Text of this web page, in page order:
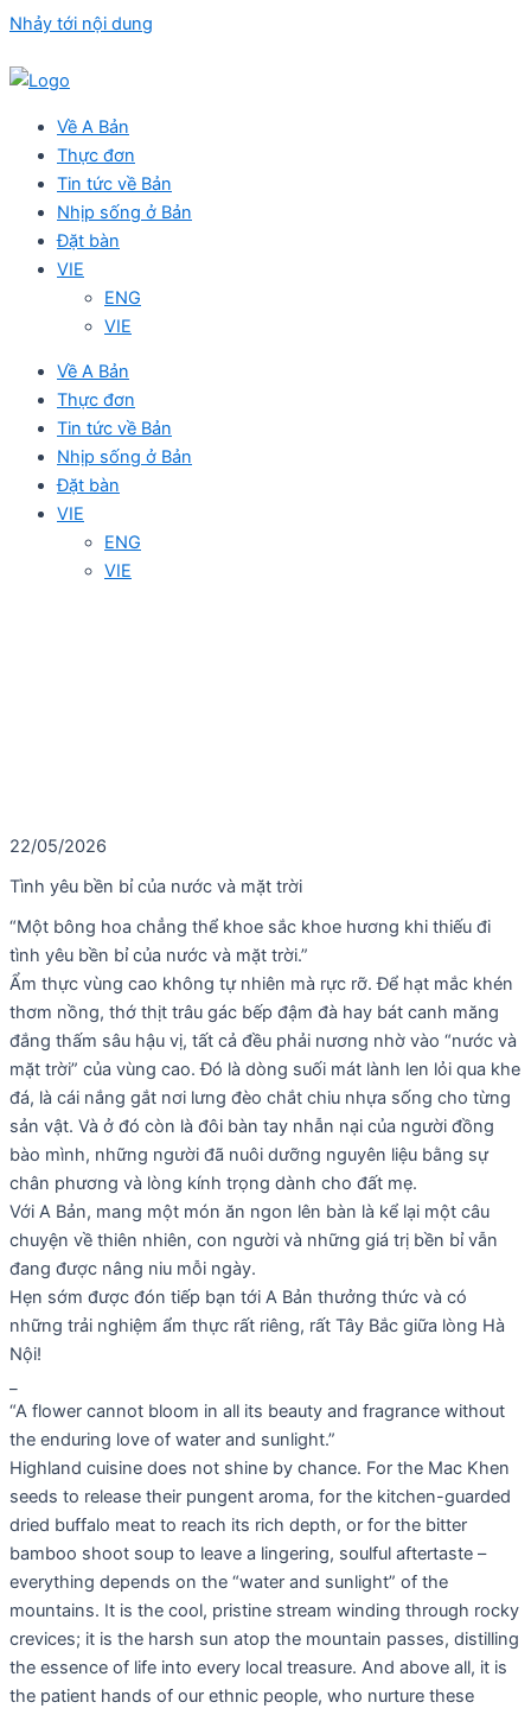
Nhảy tới nội dung
Về A Bản
Thực đơn
Tin tức về Bản
Nhịp sống ở Bản
Đặt bàn
VIE
ENG
VIE
Về A Bản
Thực đơn
Tin tức về Bản
Nhịp sống ở Bản
Đặt bàn
VIE
ENG
VIE
22/05/2026
Tình yêu bền bỉ của nước và mặt trời
“Một bông hoa chẳng thể khoe sắc khoe hương khi thiếu đi
tình yêu bền bỉ của nước và mặt trời.”
Ẩm thực vùng cao không tự nhiên mà rực rỡ. Để hạt mắc khén
thơm nồng, thớ thịt trâu gác bếp đậm đà hay bát canh măng
đắng thấm sâu hậu vị, tất cả đều phải nương nhờ vào “nước và
mặt trời” của vùng cao. Đó là dòng suối mát lành len lỏi qua khe
đá, là cái nắng gắt nơi lưng đèo chắt chiu nhựa sống cho từng
sản vật. Và ở đó còn là đôi bàn tay nhẫn nại của người đồng
bào mình, những người đã nuôi dưỡng nguyên liệu bằng sự
chân phương và lòng kính trọng dành cho đất mẹ.
Với A Bản, mang một món ăn ngon lên bàn là kể lại một câu
chuyện về thiên nhiên, con người và những giá trị bền bỉ vẫn
đang được nâng niu mỗi ngày.
Hẹn sớm được đón tiếp bạn tới A Bản thưởng thức và có
những trải nghiệm ẩm thực rất riêng, rất Tây Bắc giữa lòng Hà
Nội!
“A flower cannot bloom in all its beauty and fragrance without
the enduring love of water and sunlight.”
Highland cuisine does not shine by chance. For the Mac Khen
seeds to release their pungent aroma, for the kitchen-guarded
dried buffalo meat to reach its rich depth, or for the bitter
bamboo shoot soup to leave a lingering, soulful aftertaste –
everything depends on the “water and sunlight” of the
mountains. It is the cool, pristine stream winding through rocky
crevices; it is the harsh sun atop the mountain passes, distilling
the essence of life into every local treasure. And above all, it is
the patient hands of our ethnic people, who nurture these